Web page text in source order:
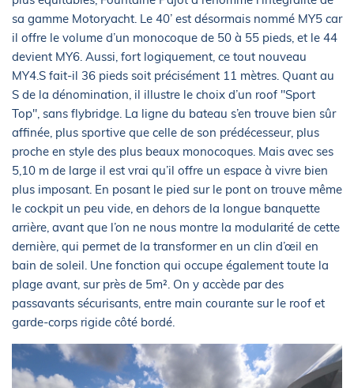
sa gamme Motoryacht. Le 40’ est désormais nommé MY5 car
il offre le volume d’un monocoque de 50 à 55 pieds, et le 44
devient MY6. Aussi, fort logiquement, ce tout nouveau
MY4.S fait-il 36 pieds soit précisément 11 mètres. Quant au
S de la dénomination, il illustre le choix d’un roof "Sport
Top", sans flybridge. La ligne du bateau s’en trouve bien sûr
affinée, plus sportive que celle de son prédécesseur, plus
proche en style des plus beaux monocoques. Mais avec ses
5,10 m de large il est vrai qu’il offre un espace à vivre bien
plus imposant. En posant le pied sur le pont on trouve même
le cockpit un peu vide, en dehors de la longue banquette
arrière, avant que l’on ne nous montre la modularité de cette
dernière, qui permet de la transformer en un clin d’œil en
bain de soleil. Une fonction qui occupe également toute la
plage avant, sur près de 5m². On y accède par des
passavants sécurisants, entre main courante sur le roof et
garde-corps rigide côté bordé.